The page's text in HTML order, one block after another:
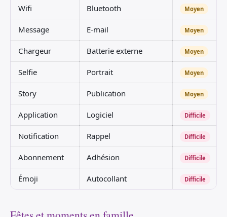
Wifi Bluetooth Moyen
Message E-mail Moyen
Chargeur Batterie externe Moyen
Selfie Portrait Moyen
Story Publication Moyen
Application Logiciel Difficile
Notification Rappel Difficile
Abonnement Adhésion Difficile
Émoji Autocollant Difficile